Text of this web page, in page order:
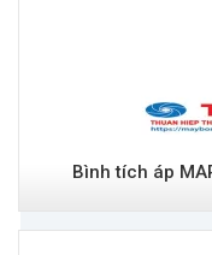
Bình tích áp